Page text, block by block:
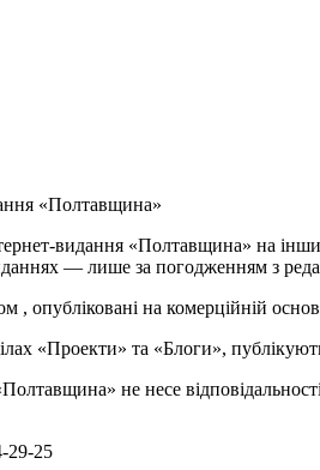
«Полтавщина»
видання «Полтавщина» на
— лише за погодженням з
, опубліковані на комерційній
«Проекти» та «Блоги»,
не несе
29-25